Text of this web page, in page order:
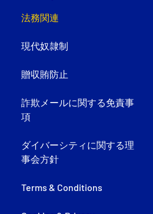
法務関連
現代奴隷制
贈収賄防止
詐欺メールに関する免責事
項
ダイバーシティに関する理
事会方針
Terms & Conditions